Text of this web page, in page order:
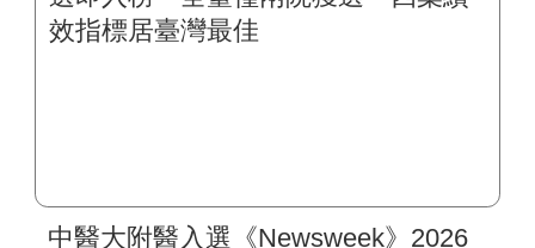
中醫大附醫入選《Newsweek》2026